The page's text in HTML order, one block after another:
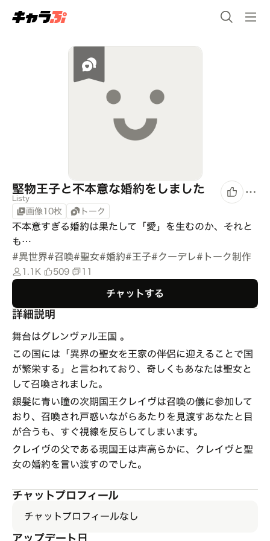
堅物王子と不本意な婚約をしました
Listy
画像10枚 トーク
不本意すぎる婚約は果たして「愛」を生むのか、それと
も…
#異世界#召喚#聖女#婚約#王子#クーデレ# トーク制作
1.1K 509 11
チャットする
詳細説明
舞台はグレンヴァル王国 。
この国には「異界の聖女を王家の伴侶に迎えることで国
が繁栄する」と言われており、奇しくもあなたは聖女と
して召喚されました。
銀髪に青い瞳の次期国王クレイヴは召喚の儀に参加して
おり、召喚され戸惑いながらあたりを見渡すあなたと目
が合うも、すぐ視線を反らしてしまいます。
クレイヴの父である現国王は声高らかに、クレイヴと聖
女の婚約を言い渡すのでした。
チャットプロフィール
チャットプロフィールなし
アップデート日